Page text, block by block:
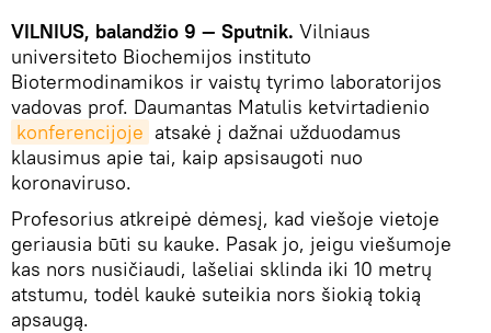
VILNIUS, balandžio 9 — Sputnik. Vilniaus
universiteto Biochemijos instituto
Biotermodinamikos ir vaistų tyrimo laboratorijos
vadovas prof. Daumantas Matulis ketvirtadienio
konferencijoje atsakė į dažnai užduodamus
klausimus apie tai, kaip apsisaugoti nuo
koronaviruso.
Profesorius atkreipė dėmesį, kad viešoje vietoje
geriausia būti su kauke. Pasak jo, jeigu viešumoje
kas nors nusičiaudi, lašeliai sklinda iki 10 metrų
atstumu, todėl kaukė suteikia nors šiokią tokią
apsaugą.